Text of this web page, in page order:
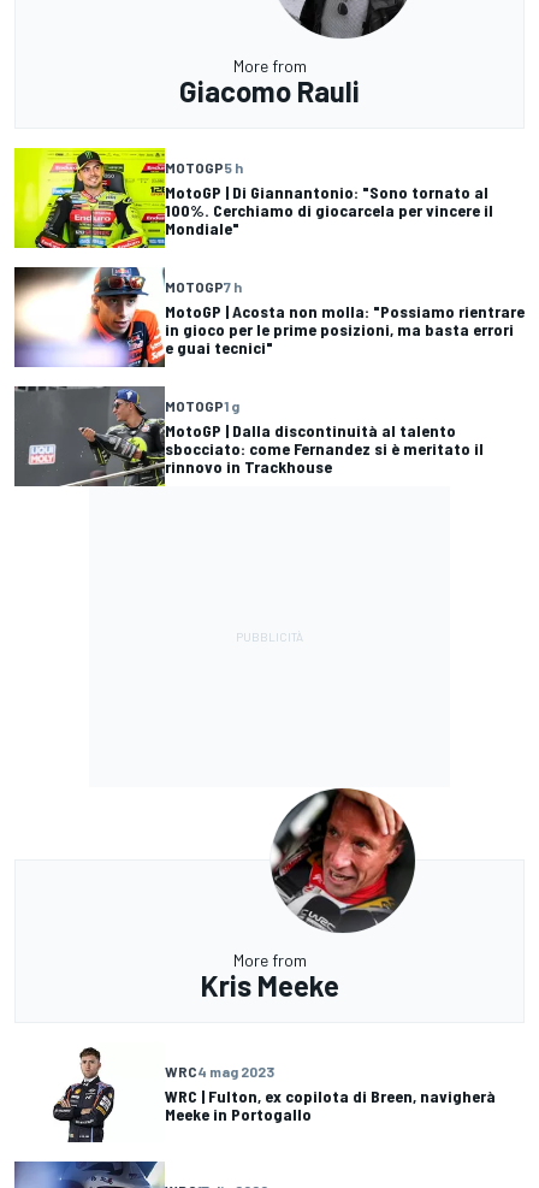
More from
Giacomo Rauli
MOTOGP5 h
MotoGP | Di Giannantonio: "Sono tornato al
100%. Cerchiamo di giocarcela per vincere il
Mondiale"
MOTOGP7 h
MotoGP | Acosta non molla: "Possiamo rientrare
in gioco per le prime posizioni, ma basta errori
e guai tecnici"
MOTOGP1 g
MotoGP | Dalla discontinuità al talento
sbocciato: come Fernandez si è meritato il
rinnovo in Trackhouse
More from
Kris Meeke
WRC4 mag 2023
WRC | Fulton, ex copilota di Breen, navigherà
Meeke in Portogallo